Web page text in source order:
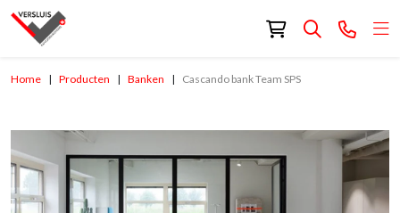
Home Producten Banken Cascando bank Team SPS